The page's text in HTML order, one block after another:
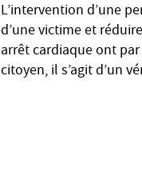
L’intervention d’une
d’une victime et
arrêt cardiaque ont
citoyen, il s’agit d’un